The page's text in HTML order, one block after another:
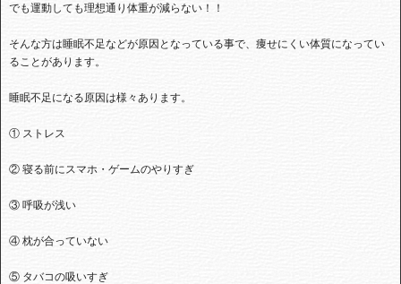
でも運動しても理想通り体重が減らない！！
そんな方は睡眠不足などが原因となっている事で、痩せにくい体質になってい
ることがあります。
睡眠不足になる原因は様々あります。
① ストレス
② 寝る前にスマホ・ゲームのやりすぎ
③ 呼吸が浅い
④ 枕が合っていない
⑤ タバコの吸いすぎ